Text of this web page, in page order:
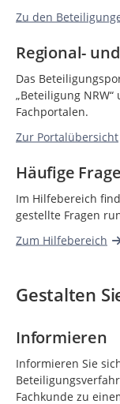
Zu den
Regional-
Das
„Beteiligung
Fachportalen.
Zur Portalübersicht
Häufige
Im Hilfebereich
gestellte Fragen
Zum Hilfebereich
Gestalten
Informieren
Informieren Sie
Fachkunde zu